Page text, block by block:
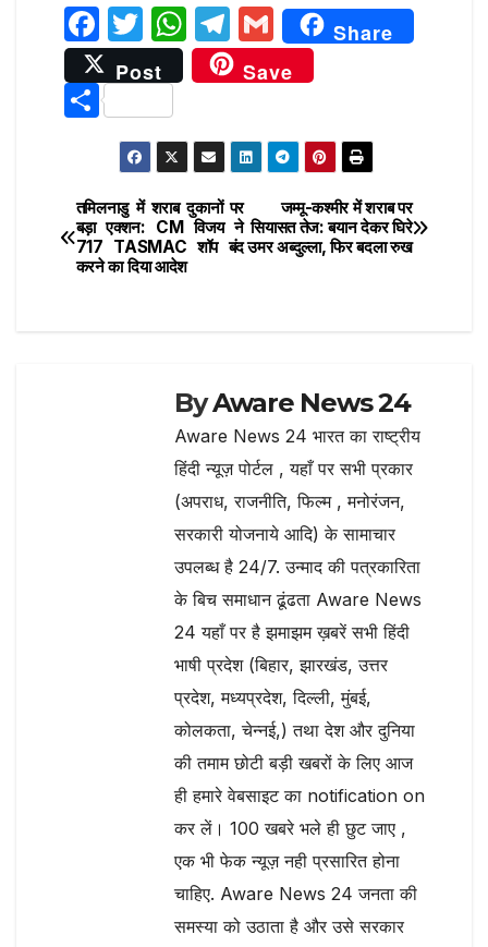
F
a
c
e
b
o
o
k
T
w
it
te
r
W
h
at
A
p
p
T
el
e
ra
m
G
m
ai
Share
Post
Save
S
h
ar
e
Post
navigation
जम्मू-कश्मीर में शराब पर
सियासत तेज: बयान देकर घिरे
उमर अब्दुल्ला, फिर बदला रुख
तमिलनाडु में शराब दुकानों पर
बड़ा एक्शन: CM विजय ने
717 TASMAC शॉप बंद
करने का दिया आदेश
ByAware News 24
Aware News 24 भारत का राष्ट्रीय
हिंदी न्यूज़ पोर्टल , यहाँ पर सभी प्रकार
(अपराध, राजनीति, फिल्म , मनोरंजन,
सरकारी योजनाये आदि) के सामाचार
उपलब्ध है 24/7. उन्माद की पत्रकारिता
के बिच समाधान ढूंढता Aware News
24 यहाँ पर है झमाझम ख़बरें सभी हिंदी
भाषी प्रदेश (बिहार, झारखंड, उत्तर
प्रदेश, मध्यप्रदेश, दिल्ली, मुंबई,
कोलकता, चेन्नई,) तथा देश और दुनिया
की तमाम छोटी बड़ी खबरों के लिए आज
ही हमारे वेबसाइट का notification on
कर लें। 100 खबरे भले ही छुट जाए ,
एक भी फेक न्यूज़ नही प्रसारित होना
चाहिए. Aware News 24 जनता की
समस्या को उठाता है और उसे सरकार